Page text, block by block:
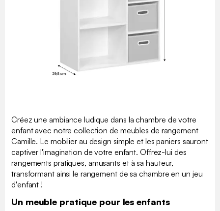
Créez une ambiance ludique dans la chambre de votre
enfant avec notre collection de meubles de rangement
Camille. Le mobilier au design simple et les paniers sauront
captiver l'imagination de votre enfant. Offrez-lui des
rangements pratiques, amusants et à sa hauteur,
transformant ainsi le rangement de sa chambre en un jeu
d'enfant !
Un meuble pratique pour les enfants